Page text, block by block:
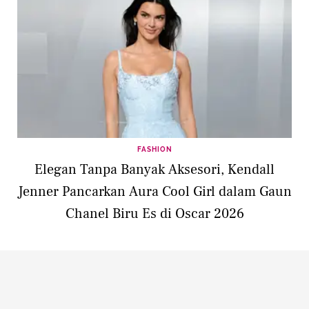
FASHION
Elegan Tanpa Banyak Aksesori, Kendall
Jenner Pancarkan Aura Cool Girl dalam Gaun
Chanel Biru Es di Oscar 2026